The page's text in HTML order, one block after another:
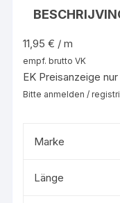
11,95 € / m
empf. brutto VK
EK Preisanzeige
Bitte anmelden /
Marke
Länge